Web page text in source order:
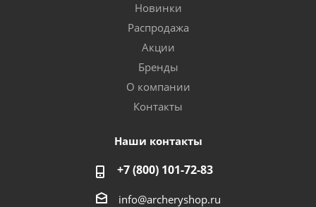
Новинки
Распродажа
Акции
Бренды
О компании
Контакты
Наши контакты
+7 (800) 101-72-83
info@archeryshop.ru